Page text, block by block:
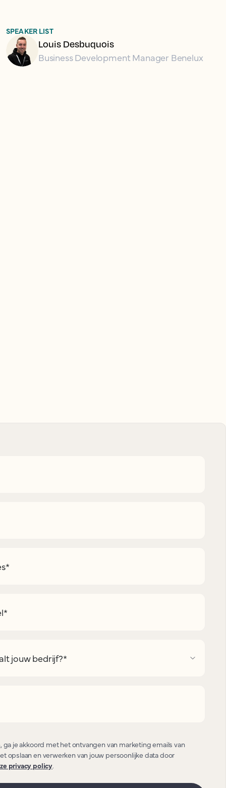
SPEAKER LIST
Louis Desbuquois
Business Development Manager Benelux
*
*
jouw bedrijf?*
je akkoord met het ontvangen van marketing emails van
opslaan en verwerken van jouw persoonlijke data door
privacy policy.